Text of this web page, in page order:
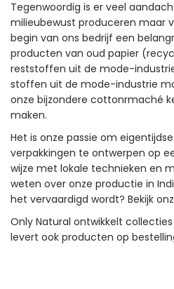
Tegenwoordig is er veel
milieubewust produceren maar
begin van ons bedrijf een
producten van oud papier
reststoffen uit de mode-
stoffen uit de mode-industrie
onze bijzondere cottonrmaché
maken.
Het is onze passie om
verpakkingen te ontwerpen op
wijze met lokale technieken en
weten over onze productie in
het vervaardigd wordt? Bekijk
Only Natural ontwikkelt
levert ook producten op